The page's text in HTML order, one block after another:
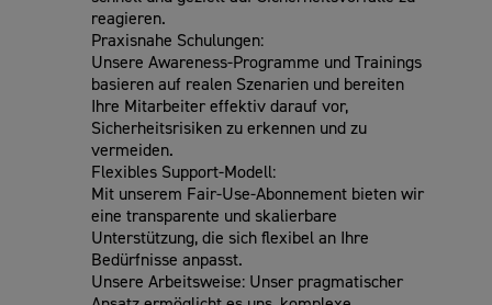
reagieren.
Praxisnahe Schulungen:
Unsere Awareness-Programme und Trainings
basieren auf realen Szenarien und bereiten
Ihre Mitarbeiter effektiv darauf vor,
Sicherheitsrisiken zu erkennen und zu
vermeiden.
Flexibles Support-Modell:
Mit unserem Fair-Use-Abonnement bieten wir
eine transparente und skalierbare
Unterstützung, die sich flexibel an Ihre
Bedürfnisse anpasst.
Unsere Arbeitsweise: Unser pragmatischer